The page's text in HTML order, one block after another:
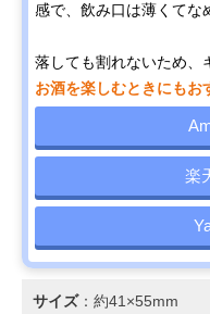
感で、飲み口は薄くてな
落しても割れないため、
お酒を楽しむときにもお
楽
サイズ：約41×55mm